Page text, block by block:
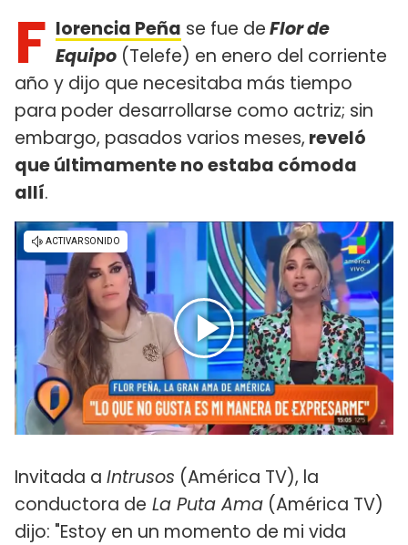
F lorencia Peña se fue deFlor de
Equipo (Telefe) en enero del corriente
año y dijo que necesitaba más tiempo
para poder desarrollarse como actriz; sin
embargo, pasados varios meses, reveló
que últimamente no estaba cómoda
allí.
Invitada a Intrusos (América TV), la
conductora de La Puta Ama (América TV)
dijo: "Estoy en un momento de mi vida